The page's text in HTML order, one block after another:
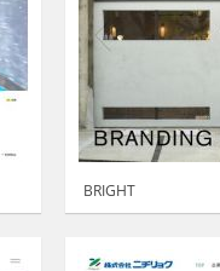
BRIGHT